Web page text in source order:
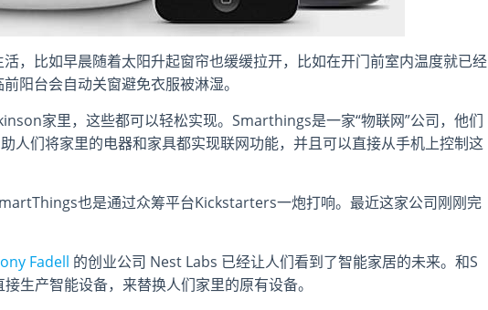
，比如早晨随着太阳升起窗帘也缓缓拉开，比如在开门前室内温度就已经
阳台会自动关窗避免衣服被淋湿。
家里，这些都可以轻松实现。Smarthings是一家“物联网”公司，他们
人们将家里的电器和家具都实现联网功能，并且可以直接从手机上控制这
也是通过众筹平台Kickstarters一炮打响。最近这家公司刚刚完
Fadell 的创业公司 Nest Labs 已经让人们看到了智能家居的未来。和S
生产智能设备，来替换人们家里的原有设备。